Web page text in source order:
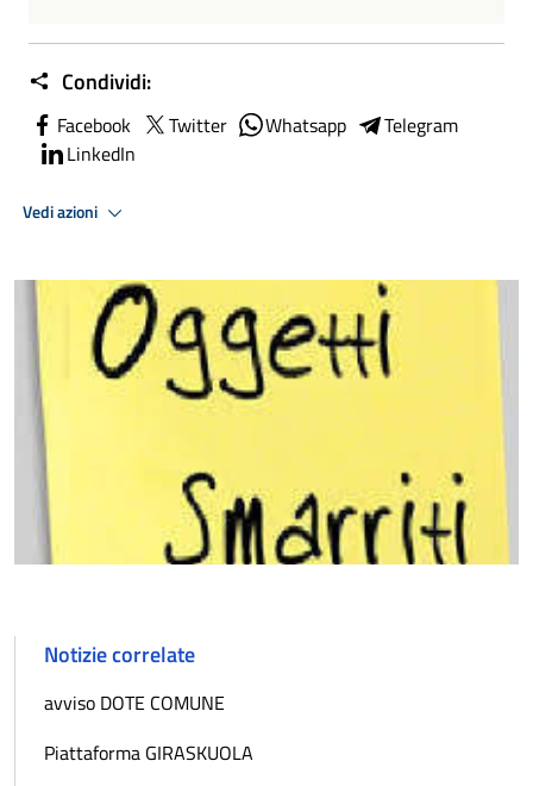
Condividi:
Facebook Twitter Whatsapp
Telegram
LinkedIn
Vedi azioni
Notizie correlate
avviso DOTE COMUNE
Piattaforma GIRASKUOLA